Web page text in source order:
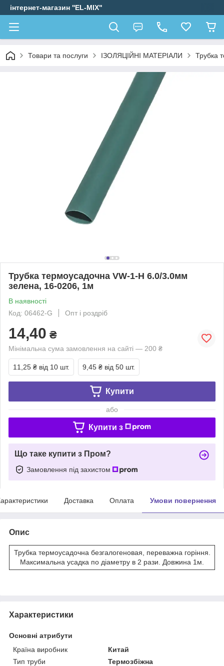
інтернет-магазин ''EL-MIX"
Товари та послуги ІЗОЛЯЦІЙНІ МАТЕРІАЛИ Трубка
Трубка термоусадочна VW-1-H 6.0/3.0мм
зелена, 16-0206, 1м
В наявності
Код: 06462-G
Опт і роздріб
14,40 ₴
Мінімальна сума замовлення на сайті — 200 ₴
11,25 ₴ від 10 шт. 9,45 ₴ від 50 шт.
Купити
або
Купити з
Що таке купити з Пром?
Замовлення під захистом
Доставка Оплата Умови повернення
Опис
Трубка термоусадочна безгалогеновая, переважна горіння.
Максимальна усадка по діаметру в 2 рази. Довжина 1м.
Характеристики
Основні атрибути
Країна виробник
Китай
Тип труби
Термозбіжна